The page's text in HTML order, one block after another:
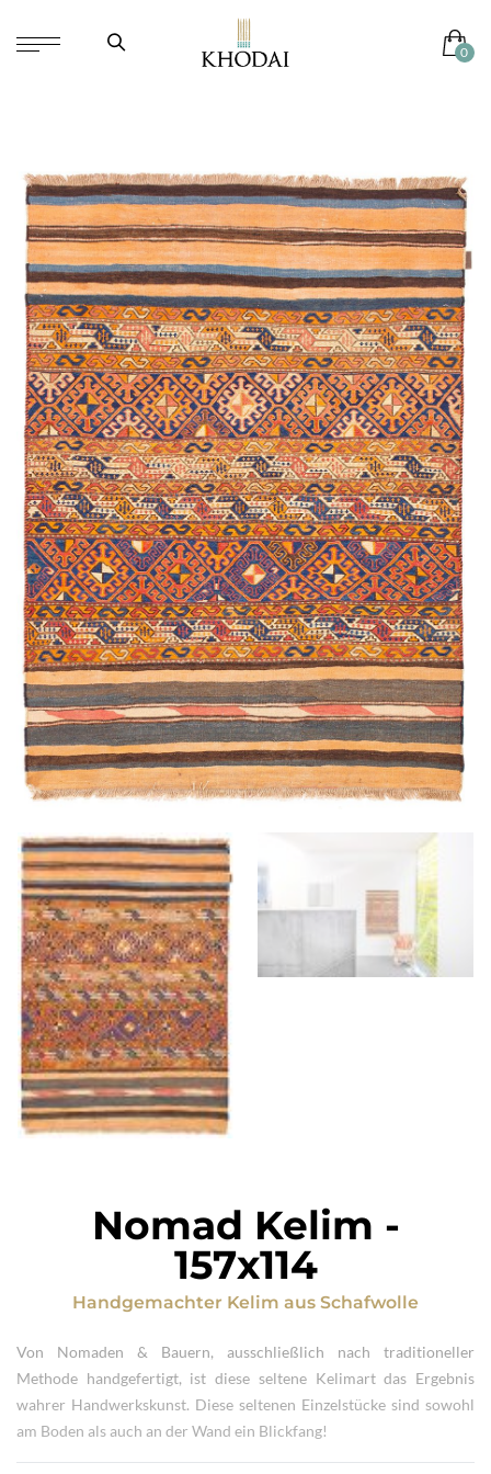
Nomad Kelim -
157x114
Handgemachter Kelim aus Schafwolle
Von Nomaden & Bauern, ausschließlich nach traditioneller
Methode handgefertigt, ist diese seltene Kelimart das Ergebnis
wahrer Handwerkskunst. Diese seltenen Einzelstücke sind sowohl
am Boden als auch an der Wand ein Blickfang!